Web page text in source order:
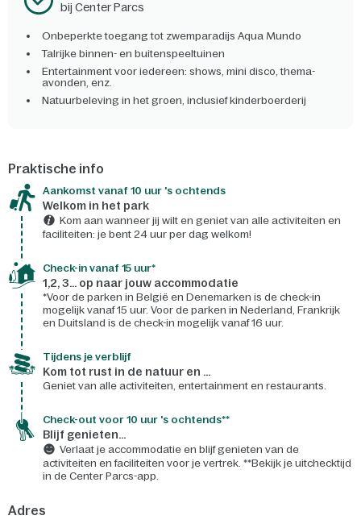
bij Center Parcs
Onbeperkte toegang tot zwemparadijs Aqua Mundo
Talrijke binnen- en buitenspeeltuinen
Entertainment voor iedereen: shows, mini disco, thema-
avonden, enz.
Natuurbeleving in het groen, inclusief kinderboerderij
Praktische info
Aankomst vanaf 10 uur 's ochtends
Welkom in het park
Kom aan wanneer jij wilt en geniet van alle activiteiten en
faciliteiten: je bent 24 uur per dag welkom!
Check-in vanaf 15 uur*
1,2, 3... op naar jouw accommodatie
*Voor de parken in België en Denemarken is de check-in
mogelijk vanaf 15 uur. Voor de parken in Nederland, Frankrijk
en Duitsland is de check-in mogelijk vanaf 16 uur.
Tijdens je verblijf
Kom tot rust in de natuur en ...
Geniet van alle activiteiten, entertainment en restaurants.
Check-out voor 10 uur 's ochtends**
Blijf genieten...
Verlaat je accommodatie en blijf genieten van de
activiteiten en faciliteiten voor je vertrek. **Bekijk je uitchecktijd
in de Center Parcs-app.
Adres